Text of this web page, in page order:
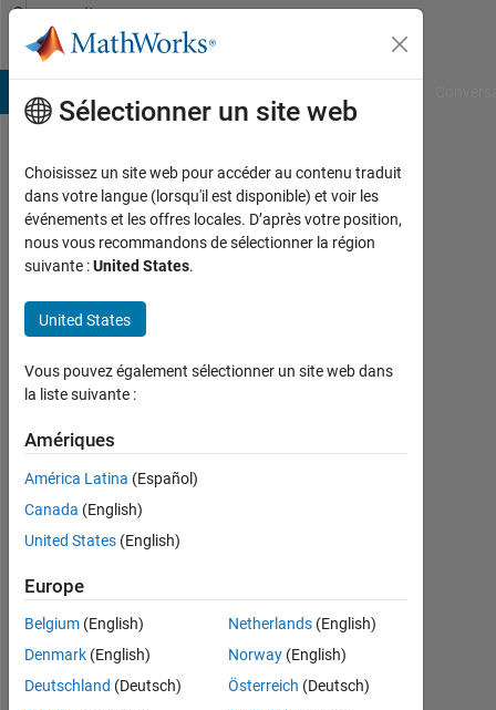
Passer au contenu
Community
Profile
MOHD
ISKANDAR
PUTRA
AZAHAR
seen:
environ
y a
depuis
2020
Followers:
Following:
0
Sélectionner un site web
Choisissez un site web pour accéder au contenu traduit
dans votre langue (lorsqu'il est disponible) et voir les
événements et les offres locales. D’après votre position,
nous vous recommandons de sélectionner la région
suivante :United States.
United States
Vous pouvez également sélectionner un site web dans
la liste suivante :
Amériques
América Latina (Español)
Canada (English)
United States (English)
Europe
Belgium (English)
Denmark (English)
Deutschland (Deutsch)
Netherlands(English)
Norway(English)
Österreich (Deutsch)